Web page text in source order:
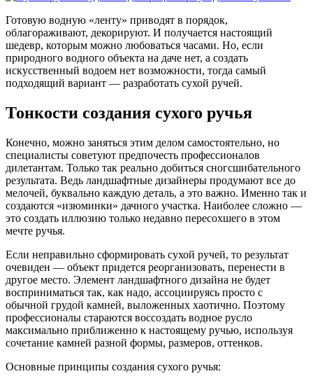
Готовую водную «ленту» приводят в порядок,
облагораживают, декорируют. И получается настоящий
шедевр, которым можно любоваться часами. Но, если
природного водного объекта на даче нет, а создать
искусственный водоем нет возможности, тогда самый
подходящий вариант — разработать сухой ручей.
Тонкости создания сухого ручья
Конечно, можно заняться этим делом самостоятельно, но
специалисты советуют предпочесть профессионалов
дилетантам. Только так реально добиться сногсшибательного
результата. Ведь ландшафтные дизайнеры продумают все до
мелочей, буквально каждую деталь, а это важно. Именно так и
создаются «изюминки» дачного участка. Наиболее сложно —
это создать иллюзию только недавно пересохшего в этом
мечте ручья.
Если неправильно сформировать сухой ручей, то результат
очевиден — объект придется реорганизовать, перенести в
другое место. Элемент ландшафтного дизайна не будет
восприниматься так, как надо, ассоциируясь просто с
обычной грудой камней, выложенных хаотично. Поэтому
профессионалы стараются воссоздать водное русло
максимально приближенно к настоящему ручью, используя
сочетание камней разной формы, размеров, оттенков.
Основные принципы создания сухого ручья: